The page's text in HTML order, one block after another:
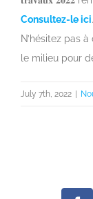
Consultez-le ici.
N’hésitez pas
le milieu pour
July 7th, 2022 |